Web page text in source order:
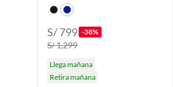
S/ 799 -38%
S/ 1,299
Llega mañana
Retira mañana